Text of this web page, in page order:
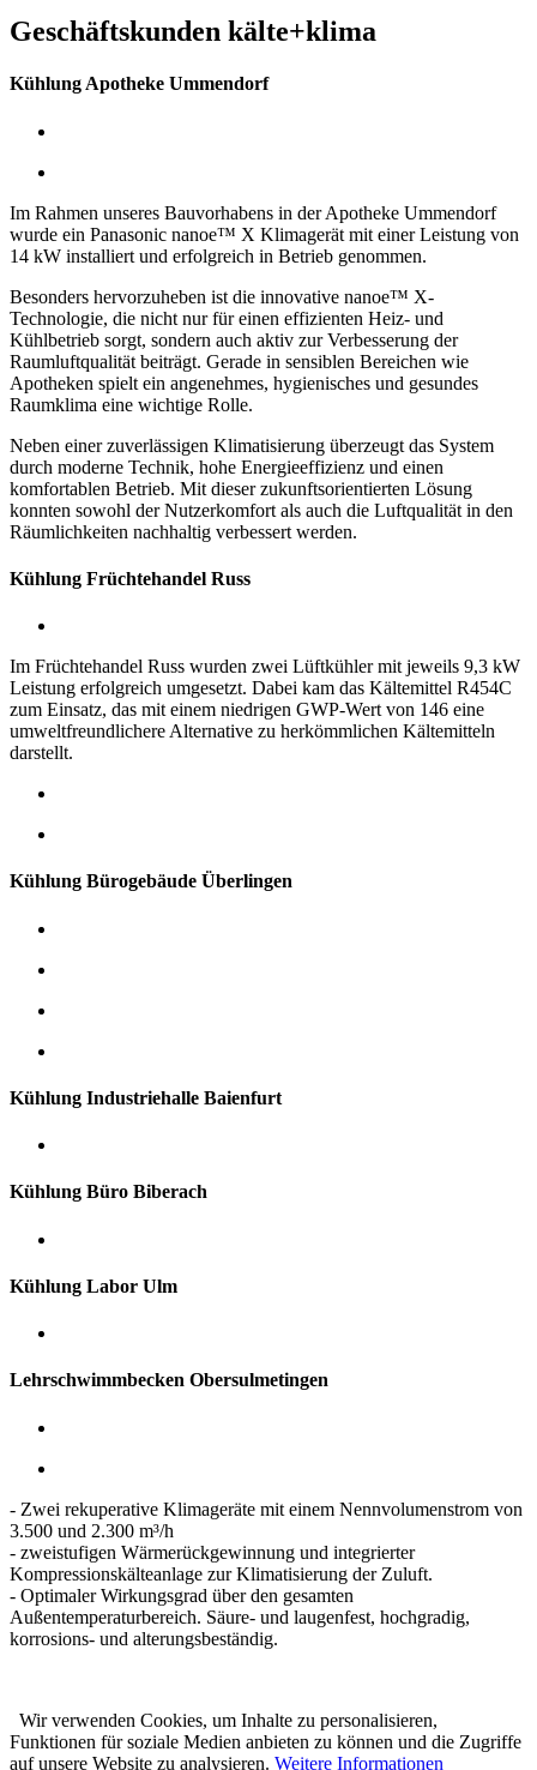
Geschäftskunden kälte+klima
Kühlung Apotheke Ummendorf
Im Rahmen unseres Bauvorhabens in der Apotheke Ummendorf
wurde ein Panasonic nanoe™ X Klimagerät mit einer Leistung von
14 kW installiert und erfolgreich in Betrieb genommen.
Besonders hervorzuheben ist die innovative nanoe™ X-
Technologie, die nicht nur für einen effizienten Heiz- und
Kühlbetrieb sorgt, sondern auch aktiv zur Verbesserung der
Raumluftqualität beiträgt. Gerade in sensiblen Bereichen wie
Apotheken spielt ein angenehmes, hygienisches und gesundes
Raumklima eine wichtige Rolle.
Neben einer zuverlässigen Klimatisierung überzeugt das System
durch moderne Technik, hohe Energieeffizienz und einen
komfortablen Betrieb. Mit dieser zukunftsorientierten Lösung
konnten sowohl der Nutzerkomfort als auch die Luftqualität in den
Räumlichkeiten nachhaltig verbessert werden.
Kühlung Früchtehandel Russ
Im Früchtehandel Russ wurden zwei Lüftkühler mit jeweils 9,3 kW
Leistung erfolgreich umgesetzt. Dabei kam das Kältemittel R454C
zum Einsatz, das mit einem niedrigen GWP-Wert von 146 eine
umweltfreundlichere Alternative zu herkömmlichen Kältemitteln
darstellt.
Kühlung Bürogebäude Überlingen
Kühlung Industriehalle Baienfurt
Kühlung Büro Biberach
Kühlung Labor Ulm
Lehrschwimmbecken Obersulmetingen
- Zwei rekuperative Klimageräte mit einem Nennvolumenstrom von
3.500 und 2.300 m³/h
- zweistufigen Wärmerückgewinnung und integrierter
Kompressionskälteanlage zur Klimatisierung der Zuluft.
- Optimaler Wirkungsgrad über den gesamten
Außentemperaturbereich. Säure- und laugenfest, hochgradig,
korrosions- und alterungsbeständig.
Wir verwenden Cookies, um Inhalte zu personalisieren,
Funktionen für soziale Medien anbieten zu können und die Zugriffe
auf unsere Website zu analysieren. Weitere Informationen